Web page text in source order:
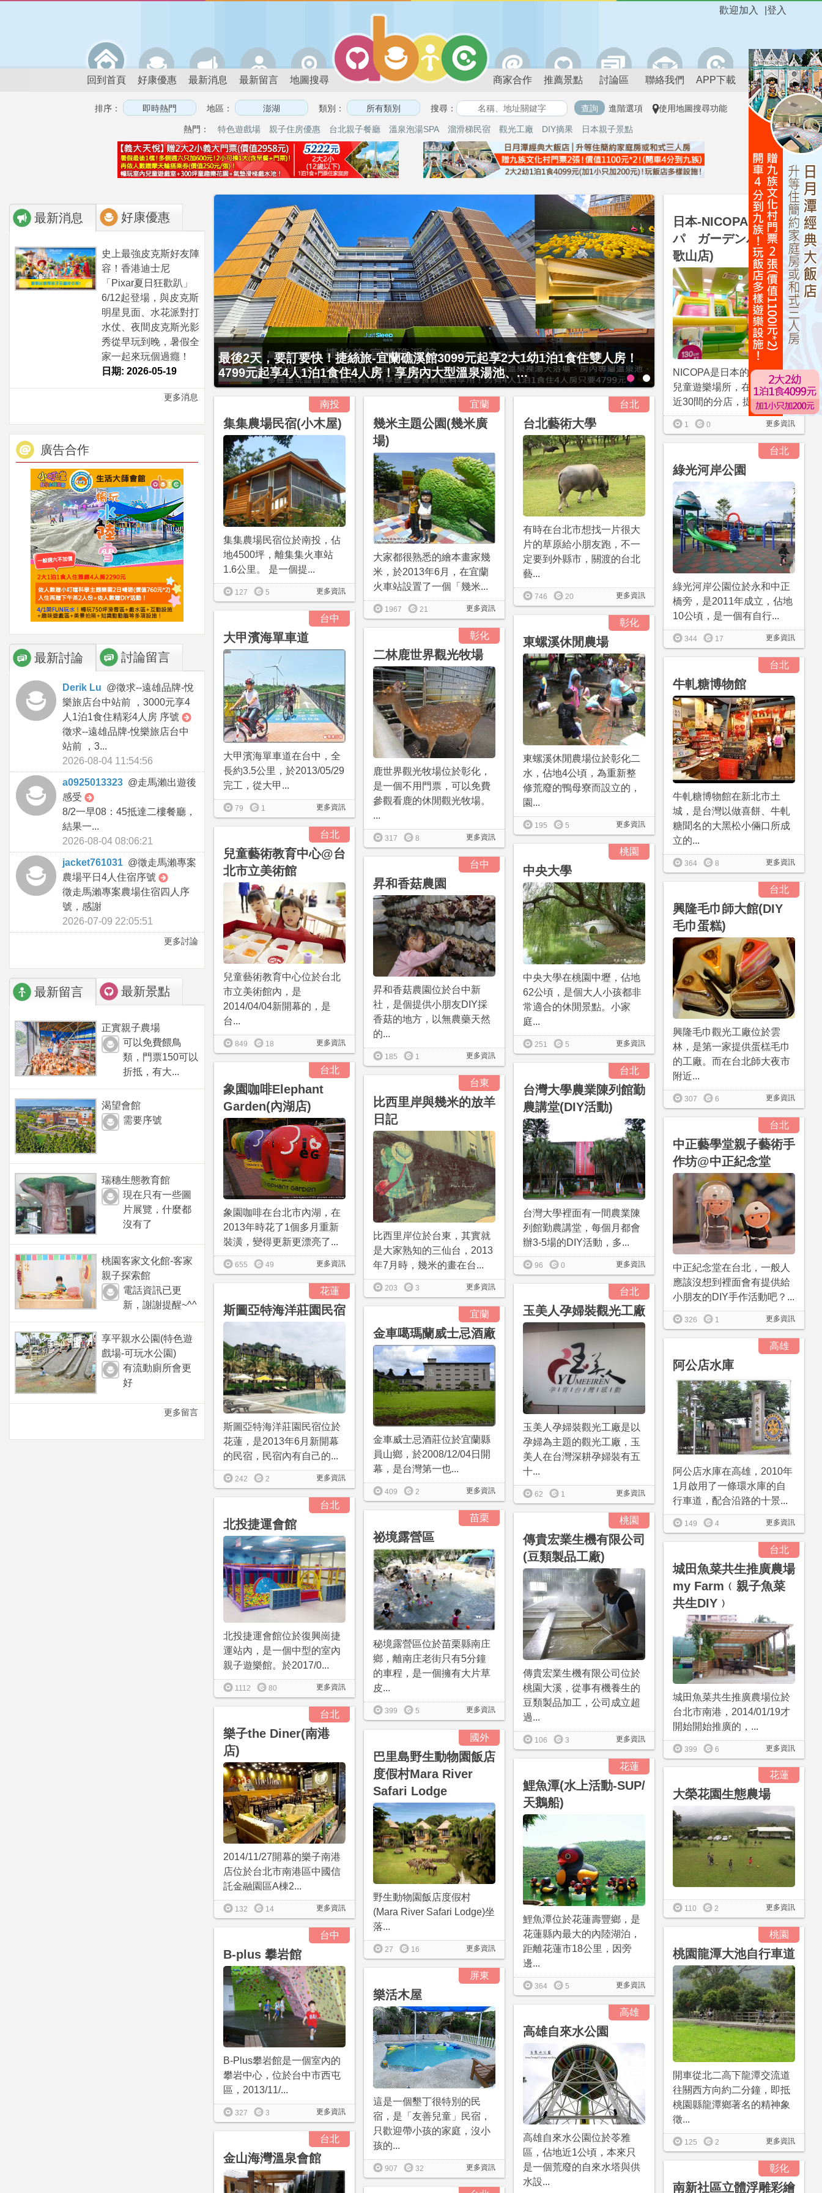
登入
歡迎加入
回到首頁 好康優惠 最新消息 最新留言 地圖搜尋 商家合作 推薦景點 討論區 聯絡我們 APP下載
排序： 地區： 類別： 搜尋： 進階選項 使用地圖搜尋功能
熱門： 特色遊戲場 親子住房優惠 台北親子餐廳 溫泉泡湯SPA 溜滑梯民宿 觀光工廠 DIY摘果 日本親子景點
最新消息 好康優惠
史上最強皮克斯好友陣
容！香港迪士尼
「Pixar夏日狂歡趴」
6/12起登場，與皮克斯
明星見面、水花派對打
水仗、夜間皮克斯光影
秀從早玩到晚，暑假全
家一起來玩個過癮！
日期: 2026-05-19
更多消息
廣告合作
最新討論 討論留言
Derik Lu @徵求--遠雄品牌-悅
樂旅店台中站前 ，3000元享4
人1泊1食住精彩4人房 序號
徵求--遠雄品牌-悅樂旅店台中
站前 ，3...
2026-08-04 11:54:56
a0925013323 @走馬瀨出遊後
感受
8/2一早08：45抵達二樓餐廳，
結果一...
2026-08-04 08:06:21
jacket761031 @徵走馬瀨專案
農場平日4人住宿序號
徵走馬瀨專案農場住宿四人序
號，感謝
2026-07-09 22:05:51
更多討論
最新留言 最新景點
正實親子農場
可以免費餵鳥
類，門票150可以
折抵，有大...
渴望會館
需要序號
瑞穗生態教育館
現在只有一些圖
片展覽，什麼都
沒有了
桃園客家文化館-客家
親子探索館
電話資訊已更
新，謝謝提醒~^^
享平親水公園(特色遊
戲場-可玩水公園)
有流動廁所會更
好
更多留言
最後2天，要訂要快！捷絲旅-宜蘭礁溪館3099元起享2大1幼1泊1食住雙人房！
4799元起享4人1泊1食住4人房！享房內大型溫泉湯池、...
贈九族文化村門票2張(總價
大2幼(115公分以下)1泊1食
國外
日本-NICOPA(ニコ
パ ガーデンパーク和
歌山店)
NICOPA是日本的室內連鎖
兒童遊樂場所，在全日本有
近30間的分店，提供1...
更多資訊
1 0
南投
集集農場民宿(小木屋)
集集農場民宿位於南投，佔
地4500坪，離集集火車站
1.6公里。 是一個提...
更多資訊
127 5
宜蘭
幾米主題公園(幾米廣
場)
大家都很熟悉的繪本畫家幾
米，於2013年6月，在宜蘭
火車站設置了一個「幾米...
更多資訊
1967 21
台北
台北藝術大學
有時在台北市想找一片很大
片的草原給小朋友跑，不一
定要到外縣市，關渡的台北
藝...
更多資訊
746 20
台北
綠光河岸公園
綠光河岸公園位於永和中正
橋旁，是2011年成立，佔地
10公頃，是一個有自行...
更多資訊
344 17
台中
大甲濱海單車道
大甲濱海單車道在台中，全
長約3.5公里，於2013/05/29
完工，從大甲...
更多資訊
79 1
彰化
東螺溪休閒農場
東螺溪休閒農場位於彰化二
水，佔地4公頃，為重新整
修荒廢的鴨母寮而設立的，
園...
更多資訊
195 5
彰化
二林鹿世界觀光牧場
鹿世界觀光牧場位於彰化，
是一個不用門票，可以免費
參觀看鹿的休閒觀光牧場。
...
更多資訊
317 8
台北
牛軋糖博物館
牛軋糖博物館在新北市土
城，是台灣以做喜餅、牛軋
糖聞名的大黑松小倆口所成
立的...
更多資訊
364 8
台北
兒童藝術教育中心@台
北市立美術館
兒童藝術教育中心位於台北
市立美術館內，是
2014/04/04新開幕的，是
台...
更多資訊
849 18
桃園
中央大學
中央大學在桃園中壢，佔地
62公頃，是個大人小孩都非
常適合的休閒景點。小家
庭...
更多資訊
251 5
台中
昇和香菇農園
昇和香菇農園位於台中新
社，是個提供小朋友DIY採
香菇的地方，以無農藥天然
的...
更多資訊
185 1
台北
興隆毛巾師大館(DIY
毛巾蛋糕)
興隆毛巾觀光工廠位於雲
林，是第一家提供蛋榚毛巾
的工廠。而在台北師大夜市
附近...
更多資訊
307 6
台北
象園咖啡Elephant
Garden(內湖店)
象園咖啡在台北市內湖，在
2013年時花了1個多月重新
裝潢，變得更新更漂亮了...
更多資訊
655 49
台北
台灣大學農業陳列館勤
農講堂(DIY活動)
台灣大學裡面有一間農業陳
列館勤農講堂，每個月都會
辦3-5場的DIY活動，多...
更多資訊
96 0
台東
比西里岸與幾米的放羊
日記
比西里岸位於台東，其實就
是大家熟知的三仙台，2013
年7月時，幾米的畫在台...
更多資訊
203 3
台北
中正藝學堂親子藝術手
作坊@中正紀念堂
中正紀念堂在台北，一般人
應該沒想到裡面會有提供給
小朋友的DIY手作活動吧？...
更多資訊
326 1
花蓮
斯圖亞特海洋莊園民宿
斯圖亞特海洋莊園民宿位於
花蓮，是2013年6月新開幕
的民宿，民宿內有自己的...
更多資訊
242 2
台北
玉美人孕婦裝觀光工廠
玉美人孕婦裝觀光工廠是以
孕婦為主題的觀光工廠，玉
美人在台灣深耕孕婦裝有五
十...
更多資訊
62 1
宜蘭
金車噶瑪蘭威士忌酒廠
金車威士忌酒莊位於宜蘭縣
員山鄉，於2008/12/04日開
幕，是台灣第一也...
更多資訊
409 2
高雄
阿公店水庫
阿公店水庫在高雄，2010年
1月啟用了一條環水庫的自
行車道，配合沿路的十景...
更多資訊
149 4
台北
北投捷運會館
北投捷運會館位於復興崗捷
運站內，是一個中型的室內
親子遊樂館。於2017/0...
更多資訊
1112 80
苗栗
祕境露營區
秘境露營區位於苗栗縣南庄
鄉，離南庄老街只有5分鐘
的車程，是一個擁有大片草
皮...
更多資訊
399 5
桃園
傳貴宏業生機有限公司
(豆類製品工廠)
傳貴宏業生機有限公司位於
桃園大溪，從事有機養生的
豆類製品加工，公司成立超
過...
更多資訊
106 3
台北
城田魚菜共生推廣農場
my Farm﹙親子魚菜
共生DIY﹚
城田魚菜共生推廣農場位於
台北市南港，2014/01/19才
開始開始推廣的，...
更多資訊
399 6
台北
樂子the Diner(南港
店)
2014/11/27開幕的樂子南港
店位於台北市南港區中國信
託金融園區A棟2...
更多資訊
132 14
國外
巴里島野生動物園飯店
度假村Mara River
Safari Lodge
野生動物園飯店度假村
(Mara River Safari Lodge)坐
落...
更多資訊
27 16
花蓮
鯉魚潭(水上活動-SUP/
天鵝船)
鯉魚潭位於花蓮壽豐鄉，是
花蓮縣內最大的內陸湖泊，
距離花蓮市18公里，因旁
邊...
更多資訊
364 5
花蓮
大榮花園生態農場
更多資訊
110 2
桃園
桃園龍潭大池自行車道
開車從北二高下龍潭交流道
往關西方向約二分鐘，即抵
桃園縣龍潭鄉著名的精神象
徵...
更多資訊
125 2
台中
B-plus 攀岩館
B-Plus攀岩館是一個室內的
攀岩中心，位於台中市西屯
區，2013/11/...
更多資訊
327 3
屏東
樂活木屋
這是一個墾丁很特別的民
宿，是「友善兒童」民宿，
只歡迎帶小孩的家庭，沒小
孩的...
更多資訊
907 32
高雄
高雄自來水公園
高雄自來水公園位於苓雅
區，佔地近1公頃，本來只
是一個荒廢的自來水塔與供
水設...
台北
金山海灣溫泉會館
彰化
南新社區立體浮雕彩繪